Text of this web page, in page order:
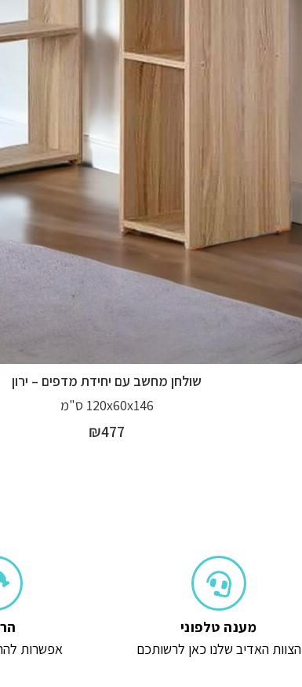
שולחן מחשב עם יחידת מדפים – ירון
120x60x146 ס"מ
₪477
מענה טלפוני
הצוות האדיב שלנו כאן לרשותכם
אפשרות